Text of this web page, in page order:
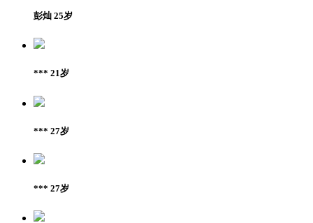
彭灿 25岁
*** 21岁
*** 27岁
*** 27岁